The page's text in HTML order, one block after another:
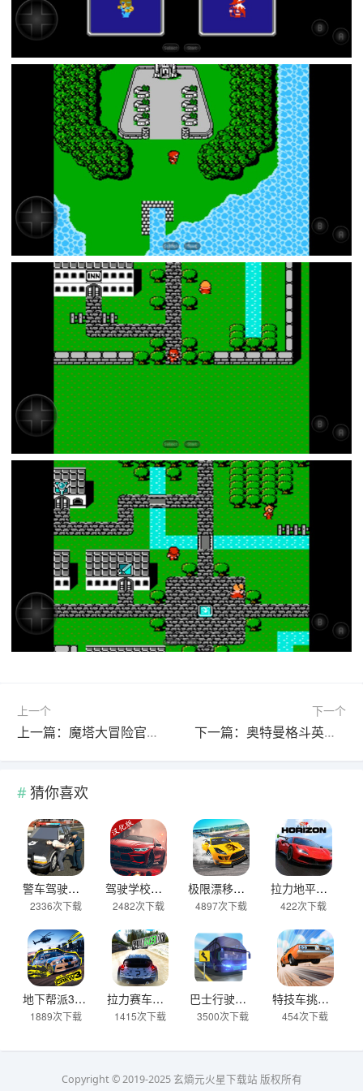
上一个
上一篇：魔塔大冒险官方正版 v4.1.0安卓版
下一个
下一篇：奥特曼格斗英雄手机版(Ultraman：Fighting Heroes) v6.0.0安卓版
猜你喜欢
警车驾驶模拟器官方正版 v2.6安卓版
2336次下载
驾驶学校模拟汉化版(Driving School sim) v13.4安卓版
2482次下载
极限漂移与氮气赛车手游 v0.0.45安卓版
4897次下载
拉力地平线汉化版 v2.5.10安卓版
422次下载
地下帮派3 v2.2安卓版
1889次下载
拉力赛车越野官方版 v2.6.7安卓版
1415次下载
巴士行驶模拟器官方版 v5.06.0安卓版
3500次下载
特技车挑战赛3官方版(StuntCar3) v4.07安卓版
454次下载
Copyright © 2019-2025 玄熵元火星下载站 版权所有